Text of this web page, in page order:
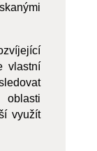
vlastní
využít